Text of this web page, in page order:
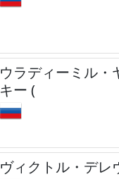
ウラディーミル・
キー (
ヴィクトル・デレ